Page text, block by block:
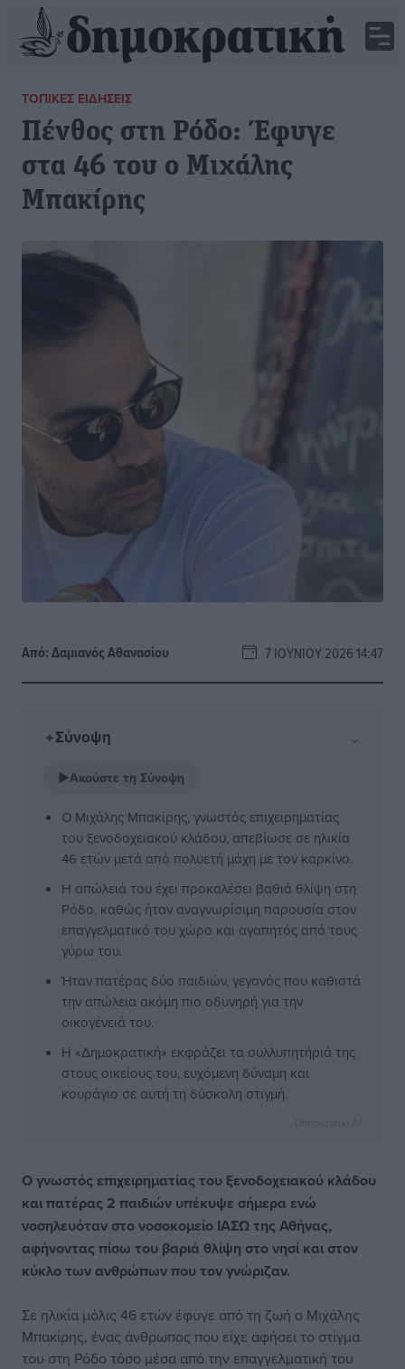
ΤΟΠΙΚΈΣ ΕΙΔΉΣΕΙΣ
Πένθος στη Ρόδο: Έφυγε
στα 46 του ο Μιχάλης
Μπακίρης
Από:Δαμιανός Αθανασίου 7 ΙΟΥΝΊΟΥ 2026 14:47
✦Σύνοψη ⌄
▶Ακούστε τη Σύνοψη
Ο Μιχάλης Μπακίρης, γνωστός επιχειρηματίας
του ξενοδοχειακού κλάδου, απεβίωσε σε ηλικία
46 ετών μετά από πολυετή μάχη με τον καρκίνο.
Η απώλειά του έχει προκαλέσει βαθιά θλίψη στη
Ρόδο, καθώς ήταν αναγνωρίσιμη παρουσία στον
επαγγελματικό του χώρο και αγαπητός από τους
γύρω του.
Ήταν πατέρας δύο παιδιών, γεγονός που καθιστά
την απώλεια ακόμη πιο οδυνηρή για την
οικογένειά του.
Η «Δημοκρατική» εκφράζει τα συλλυπητήριά της
στους οικείους του, ευχόμενη δύναμη και
κουράγιο σε αυτή τη δύσκολη στιγμή.
Ο γνωστός επιχειρηματίας του ξενοδοχειακού κλάδου
και πατέρας 2 παιδιών υπέκυψε σήμερα ενώ
νοσηλευόταν στο νοσοκομείο ΙΑΣΩ της Αθήνας,
αφήνοντας πίσω του βαριά θλίψη στο νησί και στον
κύκλο των ανθρώπων που τον γνώριζαν.
Σε ηλικία μόλις 46 ετών έφυγε από τη ζωή ο Μιχάλης
Μπακίρης, ένας άνθρωπος που είχε αφήσει το στίγμα
του στη Ρόδο τόσο μέσα από την επαγγελματική του